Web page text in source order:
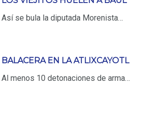
Así se bula la diputada Morenista…
BALACERA EN LA ATLIXCAYOTL
Al menos 10 detonaciones de arma…